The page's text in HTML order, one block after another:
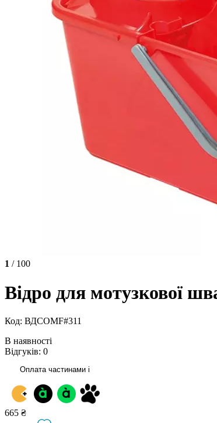
1 / 100
Відро для мотузкової
Код: ВДCOMF#311
В наявності
Відгуків: 0
Оплата частинами i
665 ₴